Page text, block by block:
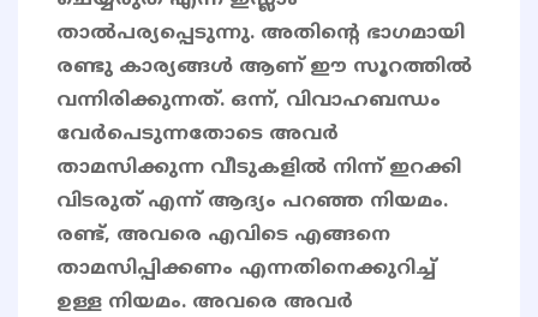
താൽപര്യപ്പെടുന്നു. അതിൻ്റെ ഭാഗമായി
രണ്ടു കാര്യങ്ങൾ ആണ് ഈ സൂറത്തിൽ
വന്നിരിക്കുന്നത്. ഒന്ന്, വിവാഹബന്ധം
വേർപെടുന്നതോടെ അവർ
താമസിക്കുന്ന വീടുകളിൽ നിന്ന് ഇറക്കി
വിടരുത് എന്ന് ആദ്യം പറഞ്ഞ നിയമം.
രണ്ട്, അവരെ എവിടെ എങ്ങനെ
താമസിപ്പിക്കണം എന്നതിനെക്കുറിച്ച്
ഉള്ള നിയമം. അവരെ അവർ